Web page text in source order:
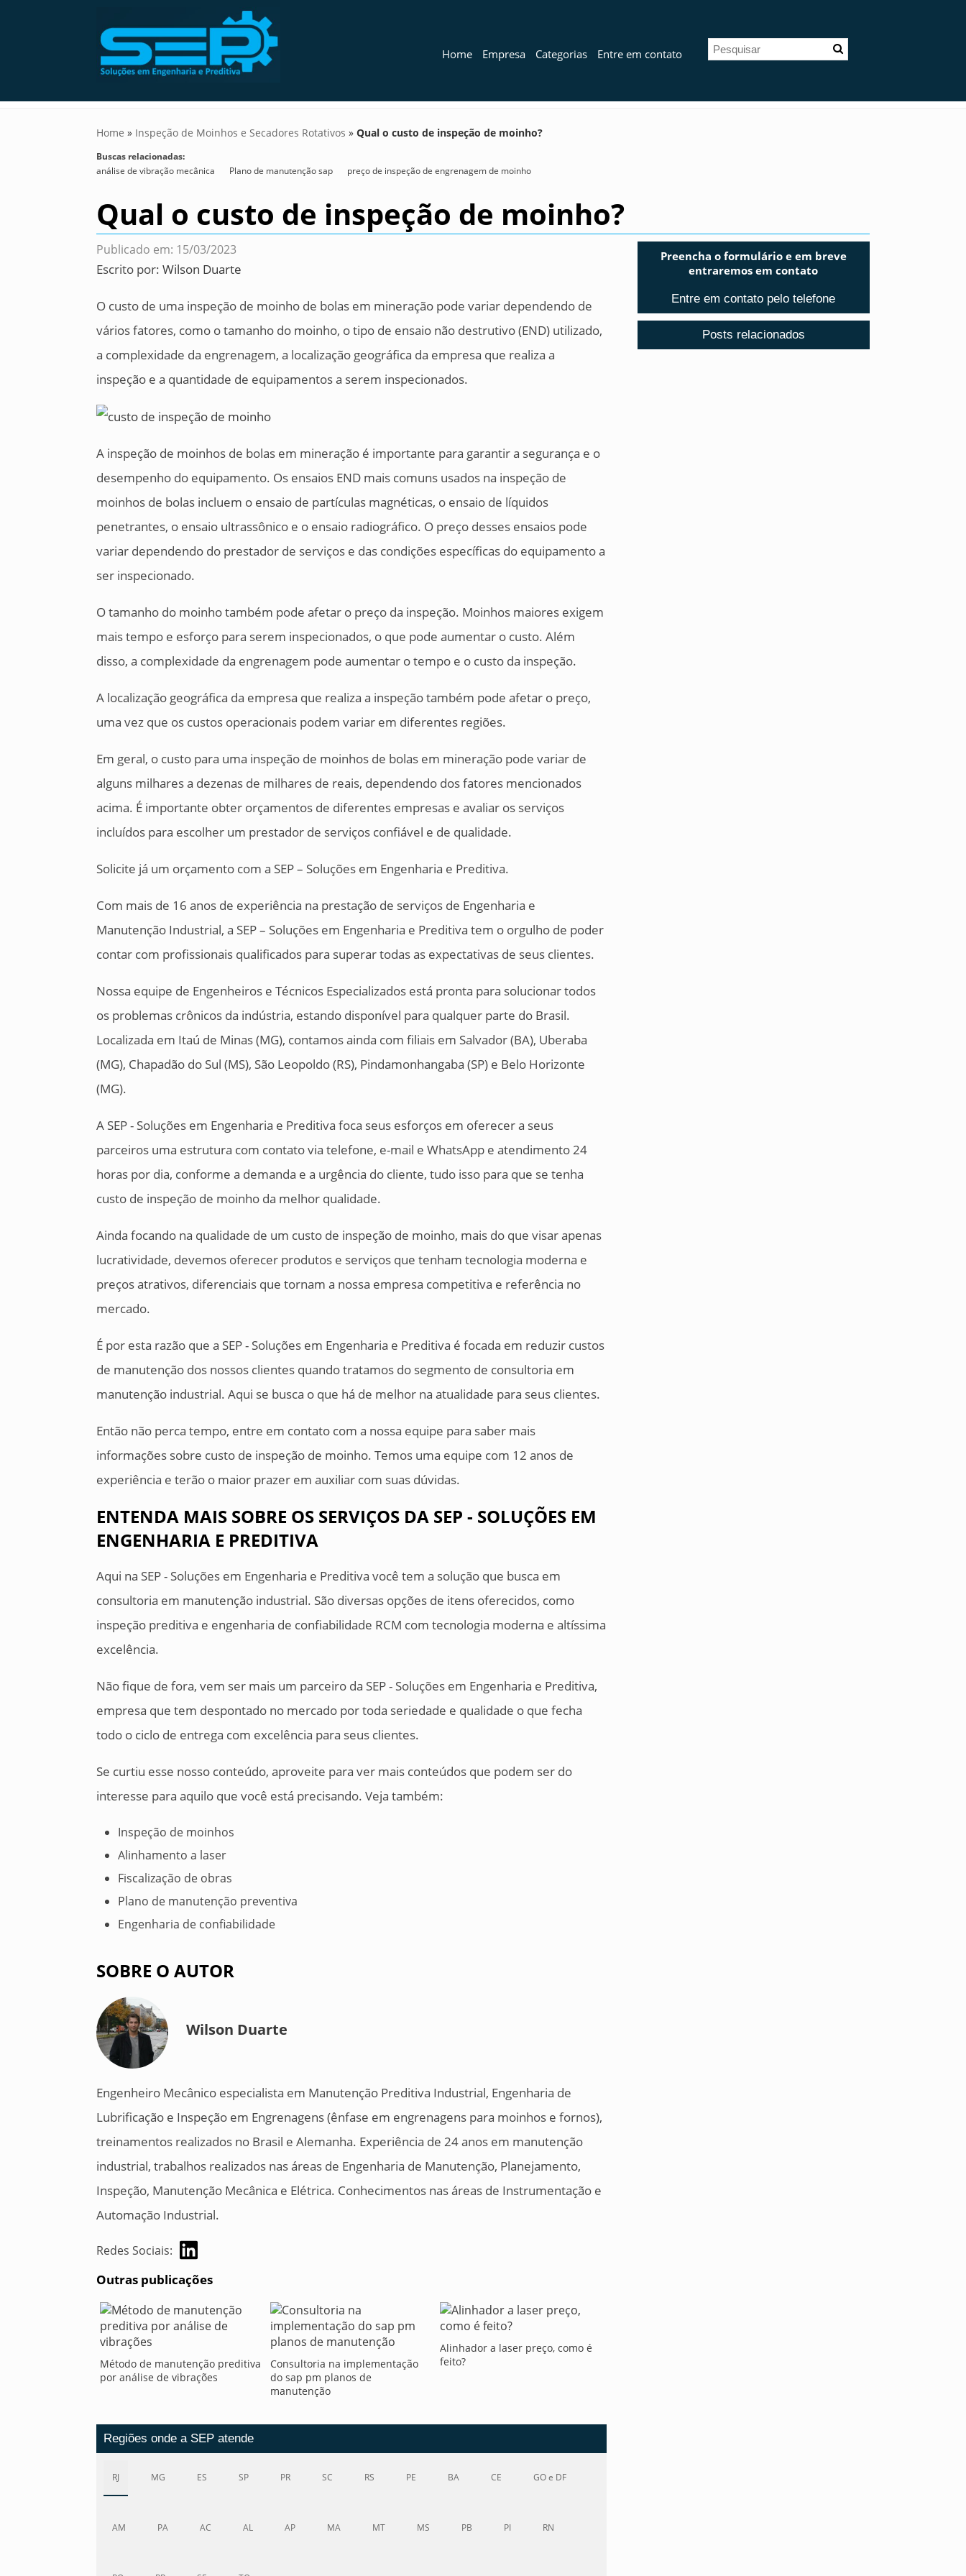
Home Empresa Categorias Entre em contato
Home » Inspeção de Moinhos e Secadores Rotativos »Qual o custo de inspeção de moinho?
Buscas relacionadas:
análise de vibração mecânica
Plano de manutenção sap preço de inspeção de engrenagem de moinho
Qual o custo de inspeção de moinho?
Publicado em: 15/03/2023
Escrito por:Wilson Duarte
O custo de uma inspeção de moinho de bolas em mineração pode variar dependendo de
vários fatores, como o tamanho do moinho, o tipo de ensaio não destrutivo (END) utilizado,
a complexidade da engrenagem, a localização geográfica da empresa que realiza a
inspeção e a quantidade de equipamentos a serem inspecionados.
A inspeção de moinhos de bolas em mineração é importante para garantir a segurança e o
desempenho do equipamento. Os ensaios END mais comuns usados na inspeção de
moinhos de bolas incluem o ensaio de partículas magnéticas, o ensaio de líquidos
penetrantes, o ensaio ultrassônico e o ensaio radiográfico. O preço desses ensaios pode
variar dependendo do prestador de serviços e das condições específicas do equipamento a
ser inspecionado.
O tamanho do moinho também pode afetar o preço da inspeção. Moinhos maiores exigem
mais tempo e esforço para serem inspecionados, o que pode aumentar o custo. Além
disso, a complexidade da engrenagem pode aumentar o tempo e o custo da inspeção.
A localização geográfica da empresa que realiza a inspeção também pode afetar o preço,
uma vez que os custos operacionais podem variar em diferentes regiões.
Em geral, o custo para uma inspeção de moinhos de bolas em mineração pode variar de
alguns milhares a dezenas de milhares de reais, dependendo dos fatores mencionados
acima. É importante obter orçamentos de diferentes empresas e avaliar os serviços
incluídos para escolher um prestador de serviços confiável e de qualidade.
Solicite já um orçamento com a SEP – Soluções em Engenharia e Preditiva.
Com mais de 16 anos de experiência na prestação de serviços de Engenharia e
Manutenção Industrial, a SEP – Soluções em Engenharia e Preditiva tem o orgulho de poder
contar com profissionais qualificados para superar todas as expectativas de seus clientes.
Nossa equipe de Engenheiros e Técnicos Especializados está pronta para solucionar todos
os problemas crônicos da indústria, estando disponível para qualquer parte do Brasil.
Localizada em Itaú de Minas (MG), contamos ainda com filiais em Salvador (BA), Uberaba
(MG), Chapadão do Sul (MS), São Leopoldo (RS), Pindamonhangaba (SP) e Belo Horizonte
(MG).
A SEP - Soluções em Engenharia e Preditiva foca seus esforços em oferecer a seus
parceiros uma estrutura com contato via telefone, e-mail e WhatsApp e atendimento 24
horas por dia, conforme a demanda e a urgência do cliente, tudo isso para que se tenha
custo de inspeção de moinho da melhor qualidade.
Ainda focando na qualidade de um custo de inspeção de moinho, mais do que visar apenas
lucratividade, devemos oferecer produtos e serviços que tenham tecnologia moderna e
preços atrativos, diferenciais que tornam a nossa empresa competitiva e referência no
mercado.
É por esta razão que a SEP - Soluções em Engenharia e Preditiva é focada em reduzir custos
de manutenção dos nossos clientes quando tratamos do segmento de consultoria em
manutenção industrial. Aqui se busca o que há de melhor na atualidade para seus clientes.
Então não perca tempo, entre em contato com a nossa equipe para saber mais
informações sobre custo de inspeção de moinho. Temos uma equipe com 12 anos de
experiência e terão o maior prazer em auxiliar com suas dúvidas.
ENTENDA MAIS SOBRE OS SERVIÇOS DA SEP - SOLUÇÕES EM
ENGENHARIA E PREDITIVA
Aqui na SEP - Soluções em Engenharia e Preditiva você tem a solução que busca em
consultoria em manutenção industrial. São diversas opções de itens oferecidos, como
inspeção preditiva e engenharia de confiabilidade RCM com tecnologia moderna e altíssima
excelência.
Não fique de fora, vem ser mais um parceiro da SEP - Soluções em Engenharia e Preditiva,
empresa que tem despontado no mercado por toda seriedade e qualidade o que fecha
todo o ciclo de entrega com excelência para seus clientes.
Se curtiu esse nosso conteúdo, aproveite para ver mais conteúdos que podem ser do
interesse para aquilo que você está precisando. Veja também:
Inspeção de moinhos
Alinhamento a laser
Fiscalização de obras
Plano de manutenção preventiva
Engenharia de confiabilidade
SOBRE O AUTOR
Wilson Duarte
Engenheiro Mecânico especialista em Manutenção Preditiva Industrial, Engenharia de
Lubrificação e Inspeção em Engrenagens (ênfase em engrenagens para moinhos e fornos),
treinamentos realizados no Brasil e Alemanha. Experiência de 24 anos em manutenção
industrial, trabalhos realizados nas áreas de Engenharia de Manutenção, Planejamento,
Inspeção, Manutenção Mecânica e Elétrica. Conhecimentos nas áreas de Instrumentação e
Automação Industrial.
Redes Sociais:
Outras publicações
Método de manutenção preditiva
por análise de vibrações
Consultoria na implementação
do sap pm planos de
manutenção
Alinhador a laser preço, como é
feito?
Regiões onde a SEP atende
RJ MG ES SP PR SC RS PE BA CE GO e DF
AM PA AC AL AP MA MT MS PB PI RN
Preencha o formulário e em breve
entraremos em contato
Entre em contato pelo telefone
Posts relacionados